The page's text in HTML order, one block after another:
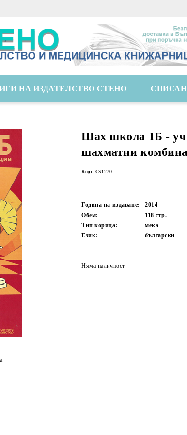
НА ИЗДАТЕЛСТВО СТЕНО
Шах школа 1Б -
шахматни
Код: KS1270
Година на издаване:
2014
Обем:
118стр.
Тип корица:
мека
Език:
български
Няма наличност